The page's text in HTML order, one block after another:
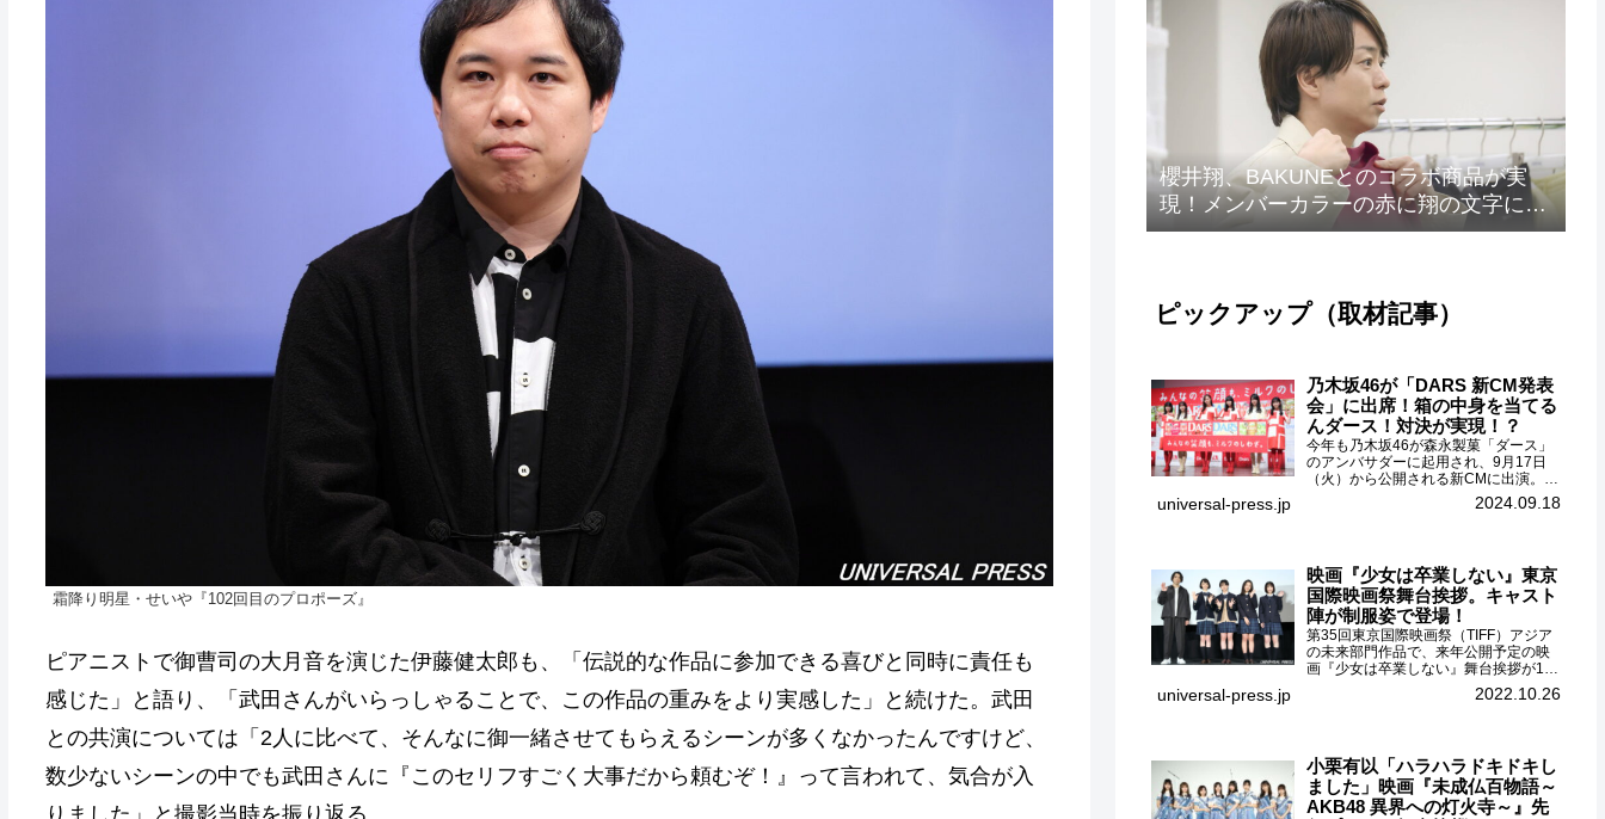
霜降り明星・せいや『102回目のプロポーズ』
ピアニストで御曹司の大月音を演じた伊藤健太郎も、「伝説的な作品に参加できる喜びと同時に責任も
感じた」と語り、「武田さんがいらっしゃることで、この作品の重みをより実感した」と続けた。武田
との共演については「2人に比べて、そんなに御一緒させてもらえるシーンが多くなかったんですけど、
数少ないシーンの中でも武田さんに『このセリフすごく大事だから頼むぞ！』って言われて、気合が入
りました」と撮影当時を振り返る。
櫻井翔、BAKUNEとのコラボ商品が実
現！メンバーカラーの赤に翔の文字に着
想を得たデザイン
ピックアップ（取材記事）
乃木坂46が「DARS 新CM発表
会」に出席！箱の中身を当てる
んダース！対決が実現！？
今年も乃木坂46が森永製菓「ダース」
のアンバサダーに起用され、9月17日
（火）から公開される新CMに出演。
CMに出演するメンバーの中から岩本蓮
加、梅澤美波、遠藤さくら、賀喜遥
universal-press.jp 2024.09.18
映画『少女は卒業しない』東京
国際映画祭舞台挨拶。キャスト
陣が制服姿で登場！
第35回東京国際映画祭（TIFF）アジア
の未来部門作品で、来年公開予定の映
画『少女は卒業しない』舞台挨拶が10
月26日（水）丸の内ピカデリーで開催
され、出演者の河合優実、小野莉奈、
universal-press.jp 2022.10.26
小栗有以「ハラハラドキドキし
ました」映画『未成仏百物語～
AKB48 異界への灯火寺～』先